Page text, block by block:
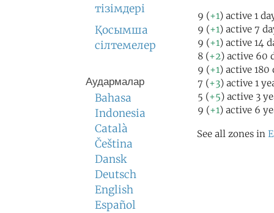
тізімдері
Қосымша
сілтемелер
Аудармалар
Bahasa
Indonesia
Català
Čeština
Dansk
Deutsch
English
Español
9 (+1) active 1
9 (+1) active 7
9 (+1) active 14
8 (+2) active 60
9 (+1) active 180
7 (+3) active 1
5 (+5) active 3
9 (+1) active 6
See all zones in